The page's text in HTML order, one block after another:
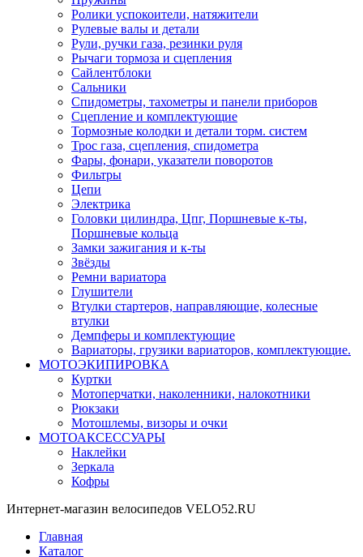
Ролики успокоители, натяжители
Рулевые валы и детали
Рули, ручки газа, резинки руля
Рычаги тормоза и сцепления
Сайлентблоки
Сальники
Спидометры, тахометры и панели приборов
Сцепление и комплектующие
Тормозные колодки и детали торм. систем
Трос газа, сцепления, спидометра
Фары, фонари, указатели поворотов
Фильтры
Цепи
Электрика
Головки цилиндра, Цпг, Поршневые к-ты,
Поршневые кольца
Замки зажигания и к-ты
Звёзды
Ремни вариатора
Глушители
Втулки стартеров, направляющие, колесные
втулки
Демпферы и комплектующие
Вариаторы, грузики вариаторов, комплектующие.
МОТОЭКИПИРОВКА
Куртки
Мотоперчатки, наколенники, налокотники
Рюкзаки
Мотошлемы, визоры и очки
МОТОАКСЕССУАРЫ
Наклейки
Зеркала
Кофры
Интернет-магазин велосипедов VELO52.RU
Главная
Каталог